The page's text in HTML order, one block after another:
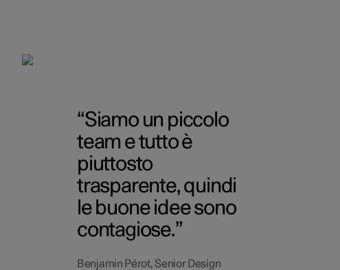
Siamo un piccolo
team e tutto è
piuttosto
trasparente, quindi
le buone idee sono
contagiose.
Benjamin Pérot, Senior Design